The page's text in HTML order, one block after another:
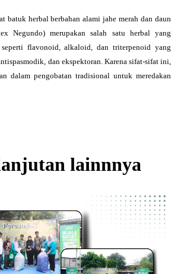
batuk herbal berbahan alami jahe merah dan daun
Negundo) merupakan salah satu herbal yang
flavonoid, alkaloid, dan triterpenoid yang
dan ekspektoran. Karena sifat-sifat ini,
dalam pengobatan tradisional untuk meredakan
lainnnya